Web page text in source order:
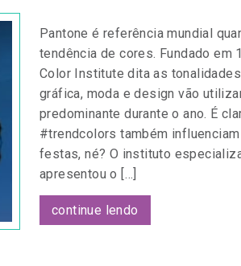
Pantone é referência mundial
tendência de cores. Fundado em
Color Institute dita as
gráfica, moda e design vão
predominante durante o ano. É
#trendcolors também
festas, né? O instituto
apresentou o […]
continue lendo